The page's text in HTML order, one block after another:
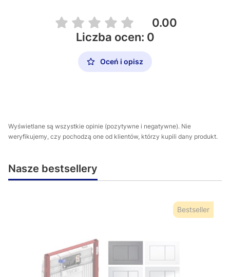
0.00
Liczba ocen: 0
Oceń i opisz
Wyświetlane są wszystkie opinie (pozytywne i negatywne). Nie
weryfikujemy, czy pochodzą one od klientów, którzy kupili dany produkt.
Nasze bestsellery
Bestseller